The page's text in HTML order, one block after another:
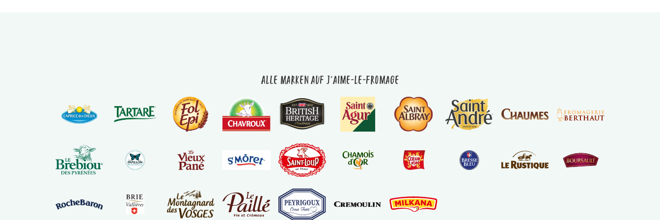
Alle Marken auf J'aime-le-fromage